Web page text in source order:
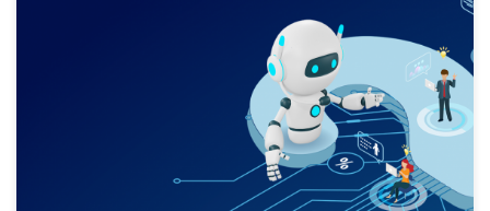
生成AIを用いたソフトウェア開発 大規模言語モデル（LLM: